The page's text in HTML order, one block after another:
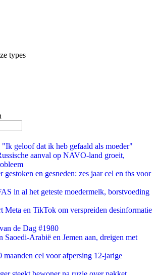
types
"Ik geloof dat ik heb gefaald als moeder"
aanval op NAVO-land groeit,
gestoken en gesneden: zes jaar cel en tbs voor
in al het geteste moedermelk, borstvoeding
Meta en TikTok om verspreiden desinformatie
de Dag #1980
Saoedi-Arabië en Jemen aan, dreigen met
cel voor afpersing 12-jarige